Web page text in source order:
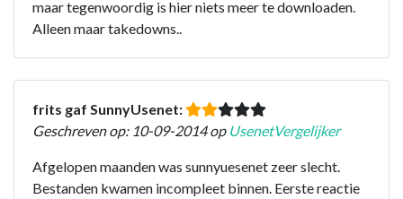
maar tegenwoordig is hier niets meer te downloaden.
Alleen maar takedowns..
frits gaf SunnyUsenet:
Geschreven op: 10-09-2014 op UsenetVergelijker
Afgelopen maanden was sunnyuesenet zeer slecht.
Bestanden kwamen incompleet binnen. Eerste reactie